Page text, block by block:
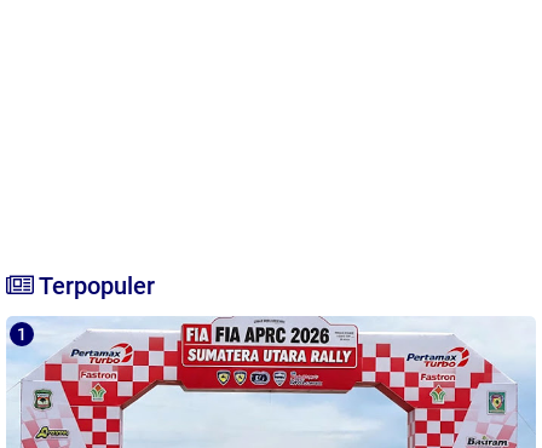
Terpopuler